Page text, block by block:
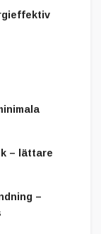
– lättare
–